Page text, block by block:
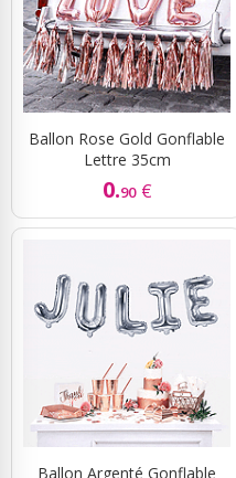
Ballon Rose Gold Gonflable
Lettre 35cm
0.90 €
Ballon Argenté Gonflable